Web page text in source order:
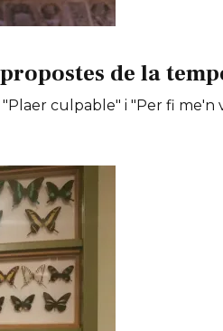
de la
"Plaer culpable" i "Per fi